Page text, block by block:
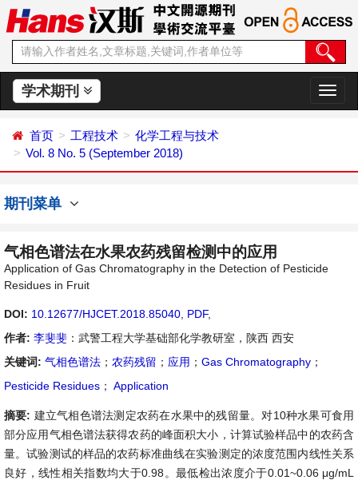
学术期刊
切
换
首页 工程技术
化学工程与技术
Vol. 8 No. 5 (September 2018)
期刊菜单
气相色谱法在水果农药残留检测中的应用
Application of Gas Chromatography in the Detection of Pesticide
Residues in Fruit
DOI: 10.12677/HJCET.2018.85040 PDF,
作者: 李斐斐 ：武警工程大学基础部化学教研室，陕西 西安
关键词: 气相色谱法 ； 农药残留 ； 应用 ； Gas Chromatography ；
Pesticide Residues ； Application
摘要: 建立气相色谱法测定农药在水果中的残留量。对10种水果可食用
部分应用气相色谱法获得农药的峰面积大小，计算试验样品中的农药含
量。试验测试的样品的农药标准曲线在实验测定的浓度范围内线性关系
良好，线性相关指数均大于0.98。最低检出浓度介于0.01~0.06 μg/mL